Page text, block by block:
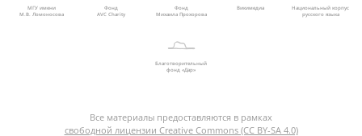
МГУ имени
М.В. Ломоносова
Фонд
AVC Charity
Фонд
Михаила Прохорова
Викимедиа
Национальный корпус
русского языка
Благотворительный
фонд «Дар»
Все материалы предоставляются в рамках
свободной лицензии Creative Commons (CC BY-SA 4.0)